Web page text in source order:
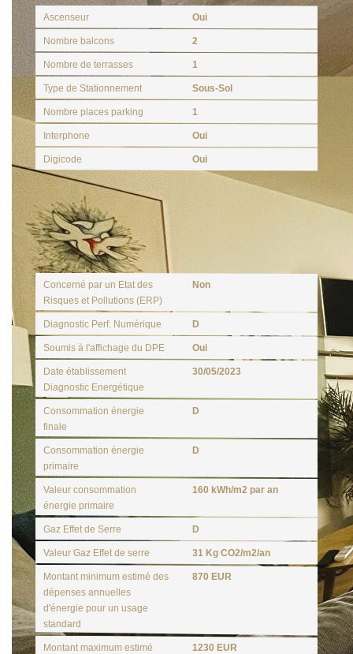
Ascenseur Oui
Nombre balcons 2
Nombre de terrasses 1
Type de Stationnement Sous-Sol
Nombre places parking 1
Interphone Oui
Digicode Oui
Diagnostics
Concerné par un Etat des
Risques et Pollutions (ERP)
Non
Diagnostic Perf. Numérique D
Soumis à l'affichage du DPE Oui
Date établissement
Diagnostic Energétique
30/05/2023
Consommation énergie
finale
D
Consommation énergie
primaire
D
Valeur consommation
énergie primaire
160 kWh/m2 par an
Gaz Effet de Serre D
Valeur Gaz Effet de serre 31 Kg CO2/m2/an
Montant minimum estimé des
dépenses annuelles
d'énergie pour un usage
standard
870 EUR
Montant maximum estimé
1230 EUR